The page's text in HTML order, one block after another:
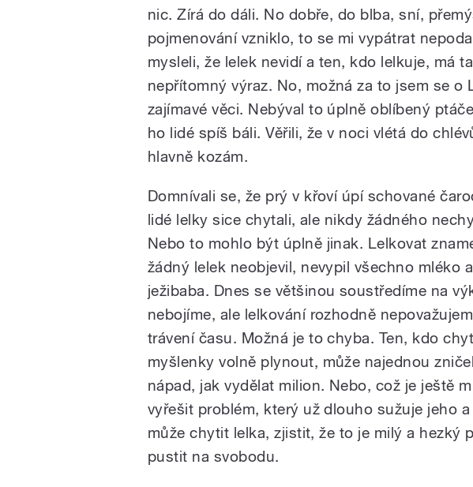
nic. Zírá do dáli. No dobře, do blba, sní,
pojmenování vzniklo, to se mi vypátrat
mysleli, že lelek nevidí a ten, kdo lelkuje, má
nepřítomný výraz. No, možná za to jsem se o
zajímavé věci. Nebýval to úplně oblíbený
ho lidé spíš báli. Věřili, že v noci vlétá do
hlavně kozám.
Domnívali se, že prý v křoví úpí schované
lidé lelky sice chytali, ale nikdy žádného
Nebo to mohlo být úplně jinak. Lelkovat
žádný lelek neobjevil, nevypil všechno mléko
ježibaba. Dnes se většinou soustředíme na
nebojíme, ale lelkování rozhodně
trávení času. Možná je to chyba. Ten, kdo
myšlenky volně plynout, může najednou
nápad, jak vydělat milion. Nebo, což je ještě
vyřešit problém, který už dlouho sužuje jeho
může chytit lelka, zjistit, že to je milý a hezký
pustit na svobodu.